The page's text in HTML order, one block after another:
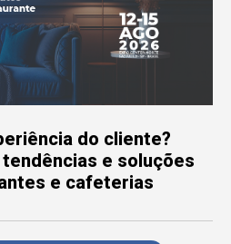
do cliente?
e soluções
e cafeterias